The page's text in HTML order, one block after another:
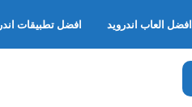
افضل العاب اندرويد افضل تطبيقات